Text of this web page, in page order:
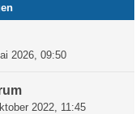
2026, 09:50
2022, 11:45